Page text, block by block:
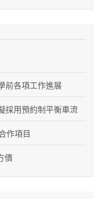
前各項工作進展
採用預約制平衡車流
作項目
債